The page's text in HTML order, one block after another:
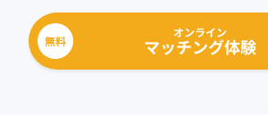
無料
オンライン
マッチング体験